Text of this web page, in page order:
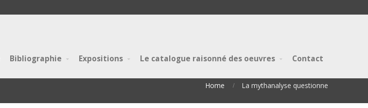
Bibliographie Expositions Le catalogue raisonné des oeuvres Contact
Home La mythanalyse questionne